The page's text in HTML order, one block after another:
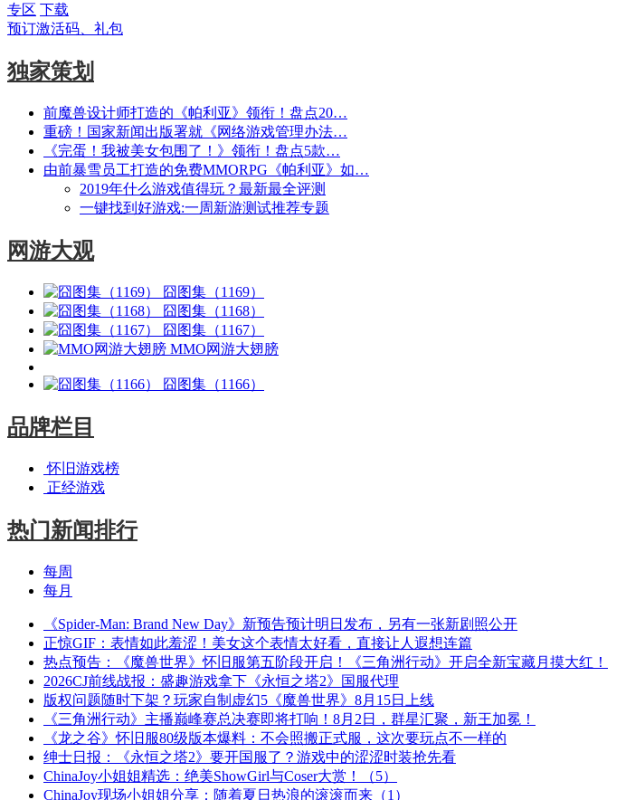
专区 下载
预订激活码、礼包
独家策划
前魔兽设计师打造的《帕利亚》领衔！盘点20…
重磅！国家新闻出版署就《网络游戏管理办法…
《完蛋！我被美女包围了！》领衔！盘点5款…
由前暴雪员工打造的免费MMORPG《帕利亚》如…
2019年什么游戏值得玩？最新最全评测
一键找到好游戏:一周新游测试推荐专题
网游大观
囧图集（1169）
囧图集（1168）
囧图集（1167）
MMO网游大翅膀
囧图集（1166）
品牌栏目
怀旧游戏榜
正经游戏
热门新闻排行
每周
每月
《Spider-Man: Brand New Day》新预告预计明日发布，另有一张新剧照公开
正惊GIF：表情如此羞涩！美女这个表情太好看，直接让人遐想连篇
热点预告：《魔兽世界》怀旧服第五阶段开启！《三角洲行动》开启全新宝藏月摸大红！
2026CJ前线战报：盛趣游戏拿下《永恒之塔2》国服代理
版权问题随时下架？玩家自制虚幻5《魔兽世界》8月15日上线
《三角洲行动》主播巅峰赛总决赛即将打响！8月2日，群星汇聚，新王加冕！
《龙之谷》怀旧服80级版本爆料：不会照搬正式服，这次要玩点不一样的
绅士日报：《永恒之塔2》要开国服了？游戏中的涩涩时装抢先看
ChinaJoy小姐姐精选：绝美ShowGirl与Coser大赏！（5）
ChinaJoy现场小姐姐分享：随着夏日热浪的滚滚而来（1）